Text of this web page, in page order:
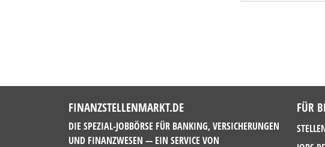
FINANZSTELLENMARKT.DE
DIE SPEZIAL-JOBBÖRSE FÜR BANKING, VERSICHERUNGEN
UND FINANZWESEN — EIN SERVICE VON
FÜR